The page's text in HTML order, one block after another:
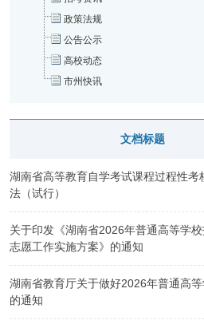
政策法规
公告公示
高校动态
市州快讯
文档标题
湖南省高等教育自学考试课程过程性考
法（试行）
关于印发《湖南省2026年普通高等学
志愿工作实施方案》的通知
湖南省教育厅关于做好2026年普通高
的通知